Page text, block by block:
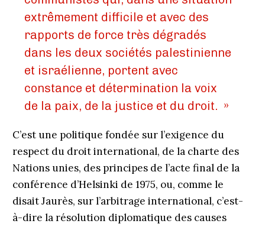
extrêmement difficile et avec des
rapports de force très dégradés
dans les deux sociétés palestinienne
et israélienne, portent avec
constance et détermination la voix
de la paix, de la justice et du droit. »
C’est une politique fondée sur l’exigence du
respect du droit international, de la charte des
Nations unies, des principes de l’acte final de la
conférence d’Helsinki de 1975, ou, comme le
disait Jaurès, sur l’arbitrage international, c’est-
à-dire la résolution diplomatique des causes